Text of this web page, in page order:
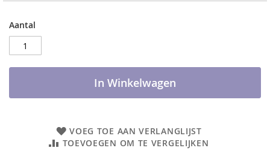
Aantal
In Winkelwagen
VOEG TOE AAN VERLANGLIJST
TOEVOEGEN OM TE VERGELIJKEN